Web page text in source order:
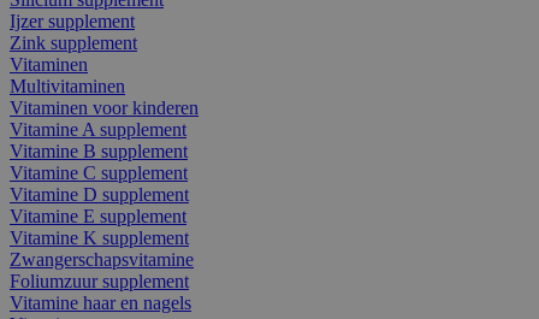
Ijzer supplement
Zink supplement
Vitaminen
Multivitaminen
Vitaminen voor kinderen
Vitamine A supplement
Vitamine B supplement
Vitamine C supplement
Vitamine D supplement
Vitamine E supplement
Vitamine K supplement
Zwangerschapsvitamine
Foliumzuur supplement
Vitamine haar en nagels